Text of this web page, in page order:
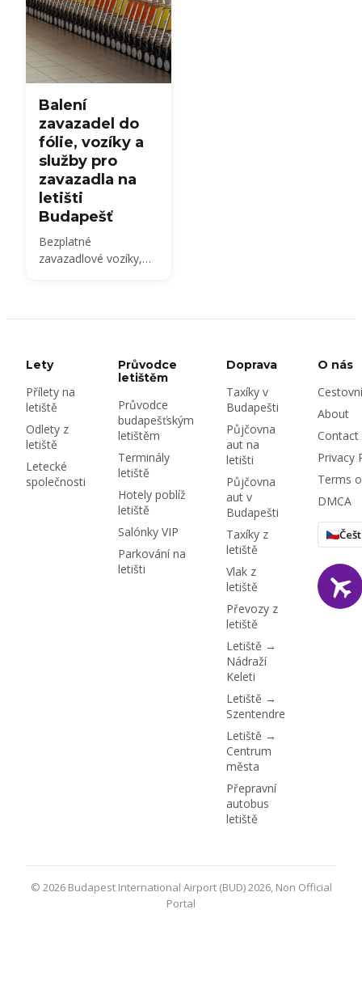
Balení
zavazadel do
fólie, vozíky a
služby pro
zavazadla na
letišti
Budapešť
Bezplatné
zavazadlové vozíky,
zavazadel v centru
města na Kálvin tér —
vše o zacházení se
zavazadly na letišti
Budapešť (BUD).
Lety
Přílety na
letiště
Odlety z
letiště
Letecké
společnosti
Průvodce
letištěm
Průvodce
budapešťským
letištěm
Terminály
letiště
Hotely poblíž
letiště
Salónky VIP
Parkování na
letišti
Doprava
Taxíky v
Budapešti
Půjčovna
aut na
letišti
Půjčovna
aut v
Budapešti
Taxíky z
letiště
Vlak z
letiště
Převozy z
letiště
Letiště →
Nádraží
Keleti
Letiště →
Szentendre
Letiště →
Centrum
města
Přepravní
autobus
letiště
O nás
About
Contact
Privacy
Terms
DMCA
© 2026 Budapest International Airport (BUD) 2026, Non Official
Portal